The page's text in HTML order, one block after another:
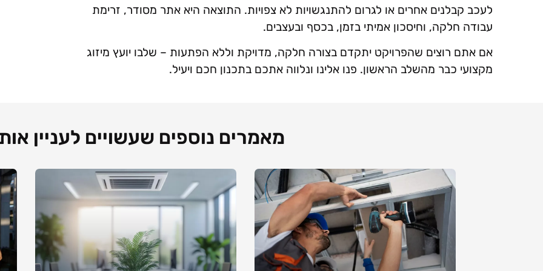
לעכב קבלנים אחרים או לגרום להתנגשויות לא צפויות. התוצאה היא אתר מסודר, זרימת
עבודה חלקה, וחיסכון אמיתי בזמן, בכסף ובעצבים.
אם אתם רוצים שהפרויקט יתקדם בצורה חלקה, מדויקת וללא הפתעות – שלבו יועץ מיזוג
מקצועי כבר מהשלב הראשון. פנו אלינו ונלווה אתכם בתכנון חכם ויעיל.
מאמרים נוספים שעשויים לעניין